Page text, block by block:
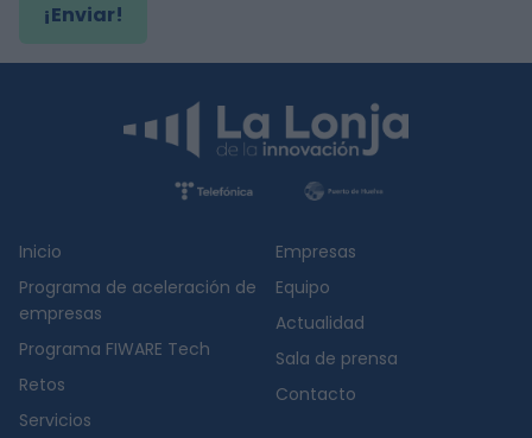
¡Enviar!
Inicio
Programa de aceleración de
empresas
Programa FIWARE Tech
Retos
Servicios
Empresas
Equipo
Actualidad
Sala de prensa
Contacto